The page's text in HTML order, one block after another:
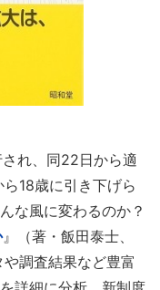
れ、同22日から適
18歳に引き下げら
な風に変わるのか？
』（著・飯田泰士、
調査結果など豊富